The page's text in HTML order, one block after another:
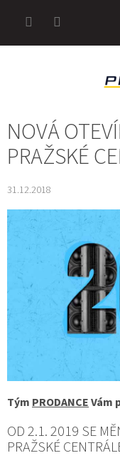
NOVÁ
PRAŽSKÉ
31.12.2018
Tým PRODANCEVám
OD 2.1. 2019 SE
PRAŽSKÉ